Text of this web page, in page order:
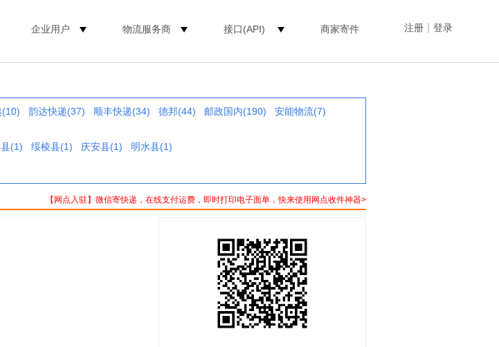
注册 登录
企业用户 物流服务商 接口(API) 商家寄件
(10) 韵达快递(37) 顺丰快递(34) 德邦(44) 邮政国内(190)
安能物流(7)
(1) 绥棱县(1) 庆安县(1)
明水县(1)
【网点入驻】微信寄快递，在线支付运费，即时打印电子面单，快来使用网点收件神器>